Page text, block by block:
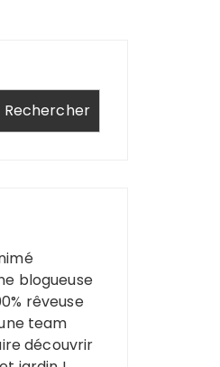
Rechercher
blogueuse
rêveuse
team
découvrir